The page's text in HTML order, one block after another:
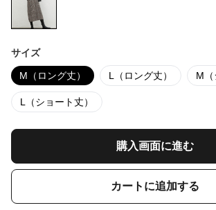
サイズ
M（ロング丈） L（ロング丈） M（
L（ショート丈）
購入画面に進む
カートに追加する